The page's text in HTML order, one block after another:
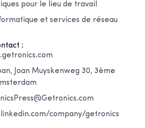
pour le lieu de travail
et services de réseau
:
Joan Muyskenweg 30, 3ème
company/getronics